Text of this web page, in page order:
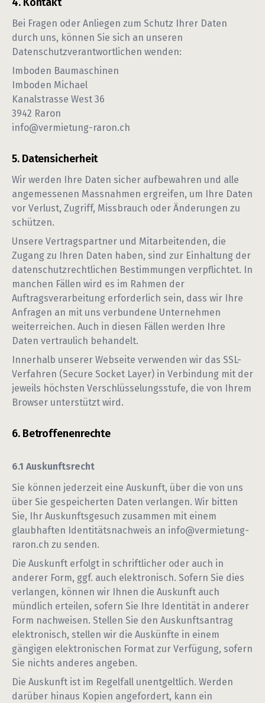
Bei Fragen oder Anliegen zum Schutz Ihrer Daten
durch uns, können Sie sich an unseren
Datenschutzverantwortlichen wenden:
Imboden Baumaschinen
Imboden Michael
Kanalstrasse West 36
3942 Raron
info@vermietung-raron.ch
Datensicherheit
Wir werden Ihre Daten sicher aufbewahren und alle
angemessenen Massnahmen ergreifen, um Ihre Daten
vor Verlust, Zugriff, Missbrauch oder Änderungen zu
schützen.
Unsere Vertragspartner und Mitarbeitenden, die
Zugang zu Ihren Daten haben, sind zur Einhaltung der
datenschutzrechtlichen Bestimmungen verpflichtet. In
manchen Fällen wird es im Rahmen der
Auftragsverarbeitung erforderlich sein, dass wir Ihre
Anfragen an mit uns verbundene Unternehmen
weiterreichen. Auch in diesen Fällen werden Ihre
Daten vertraulich behandelt.
Innerhalb unserer Webseite verwenden wir das SSL-
Verfahren (Secure Socket Layer) in Verbindung mit der
jeweils höchsten Verschlüsselungsstufe, die von Ihrem
Browser unterstützt wird.
Betroffenenrechte
Auskunftsrecht
Sie können jederzeit eine Auskunft, über die von uns
über Sie gespeicherten Daten verlangen. Wir bitten
Sie, Ihr Auskunftsgesuch zusammen mit einem
glaubhaften Identitätsnachweis an info@vermietung-
raron.ch zu senden.
Die Auskunft erfolgt in schriftlicher oder auch in
anderer Form, ggf. auch elektronisch. Sofern Sie dies
verlangen, können wir Ihnen die Auskunft auch
mündlich erteilen, sofern Sie Ihre Identität in anderer
Form nachweisen. Stellen Sie den Auskunftsantrag
elektronisch, stellen wir die Auskünfte in einem
gängigen elektronischen Format zur Verfügung, sofern
Sie nichts anderes angeben.
Die Auskunft ist im Regelfall unentgeltlich. Werden
darüber hinaus Kopien angefordert, kann ein